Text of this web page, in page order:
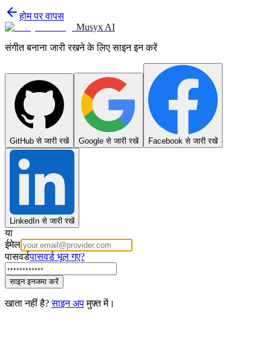
होम पर वापस
Musyx AI
संगीत बनाना जारी रखने के लिए साइन इन करें
GitHub से जारी रखें Google से जारी रखें Facebook से जारी रखें
LinkedIn से जारी रखें
या
ईमेल
पासवर्डपासवर्ड भूल गए?
साइन इनजमा करें
खाता नहीं है? साइन अप मुफ़्त में।